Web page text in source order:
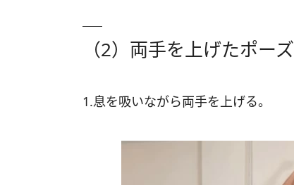
（2）両手を上げたポーズ
1.息を吸いながら両手を上げる。